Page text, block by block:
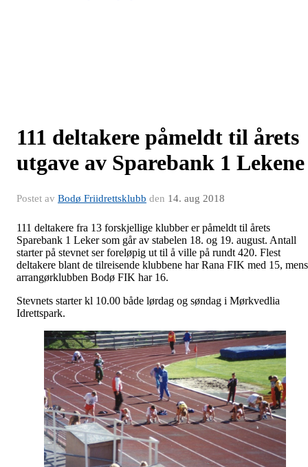
111 deltakere påmeldt til årets
utgave av Sparebank 1 Lekene
Postet av Bodø Friidrettsklubb den 14. aug 2018
111 deltakere fra 13 forskjellige klubber er påmeldt til årets
Sparebank 1 Leker som går av stabelen 18. og 19. august. Antall
starter på stevnet ser foreløpig ut til å ville på rundt 420. Flest
deltakere blant de tilreisende klubbene har Rana FIK med 15, mens
arrangørklubben Bodø FIK har 16.
Stevnets starter kl 10.00 både lørdag og søndag i Mørkvedlia
Idrettspark.